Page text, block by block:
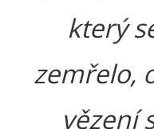
který
zemřelo,
vězení